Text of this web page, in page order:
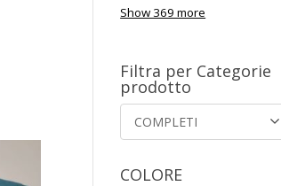
Show 369 more
Filtra per Categorie
prodotto
COMPLETI
COLORE